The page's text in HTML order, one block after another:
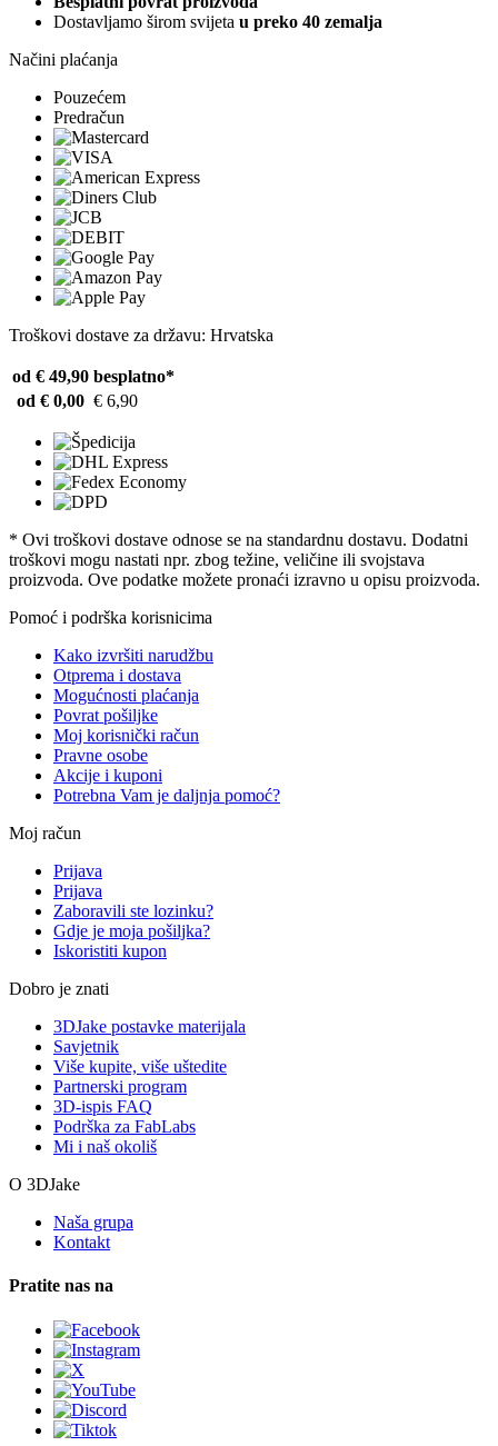
Dostavljamo širom svijeta u preko 40 zemalja
Načini plaćanja
Pouzećem
Predračun
Troškovi dostave za državu: Hrvatska
od € 49,90 besplatno*
od € 0,00 € 6,90
* Ovi troškovi dostave odnose se na standardnu ​​dostavu. Dodatni
troškovi mogu nastati npr. zbog težine, veličine ili svojstava
proizvoda. Ove podatke možete pronaći izravno u opisu proizvoda.
Pomoć i podrška korisnicima
Kako izvršiti narudžbu
Otprema i dostava
Mogućnosti plaćanja
Povrat pošiljke
Moj korisnički račun
Pravne osobe
Akcije i kuponi
Potrebna Vam je daljnja pomoć?
Moj račun
Prijava
Prijava
Zaboravili ste lozinku?
Gdje je moja pošiljka?
Iskoristiti kupon
Dobro je znati
3DJake postavke materijala
Savjetnik
Više kupite, više uštedite
Partnerski program
3D-ispis FAQ
Podrška za FabLabs
Mi i naš okoliš
O 3DJake
Naša grupa
Kontakt
Pratite nas na